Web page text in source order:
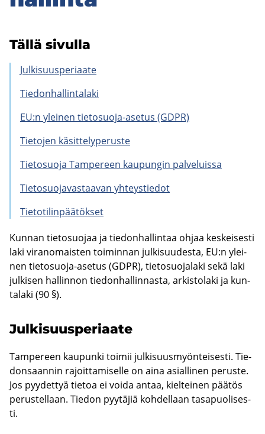
Tällä si­vul­la
Jul­ki­suus­pe­ri­aa­te
Tie­don­hal­lin­ta­la­ki
EU:n ylei­nen tietosuoja-​asetus (GDPR)
Tie­to­jen kä­sit­te­ly­pe­rus­te
Tie­to­suo­ja Tam­pe­reen kau­pun­gin pal­ve­luis­sa
Tie­to­suo­ja­vas­taa­van yh­teys­tie­dot
Tie­to­ti­lin­pää­tök­set
Kun­nan tie­to­suo­jaa ja tie­don­hal­lin­taa ohjaa kes­kei­ses­ti
laki vi­ran­omais­ten toi­min­nan jul­ki­suu­des­ta, EU:n ylei­
nen tietosuoja-​asetus (GDPR), tie­to­suo­ja­la­ki sekä laki
jul­ki­sen hal­lin­non tie­don­hal­lin­nas­ta, ar­kis­to­la­ki ja kun­
ta­la­ki (90 §).
Jul­ki­suus­pe­ri­aa­te
Tam­pe­reen kau­pun­ki toi­mii jul­ki­suus­myön­tei­ses­ti. Tie­
don­saan­nin ra­joit­ta­mi­sel­le on aina asial­li­nen pe­rus­te.
Jos pyy­det­tyä tie­toa ei voida antaa, kiel­tei­nen pää­tös
pe­rus­tel­laan. Tie­don pyy­tä­jiä koh­del­laan tas­a­puo­li­ses­
ti.